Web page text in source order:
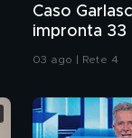
Caso
impronta 33
consulenze
03 ago | Rete 4